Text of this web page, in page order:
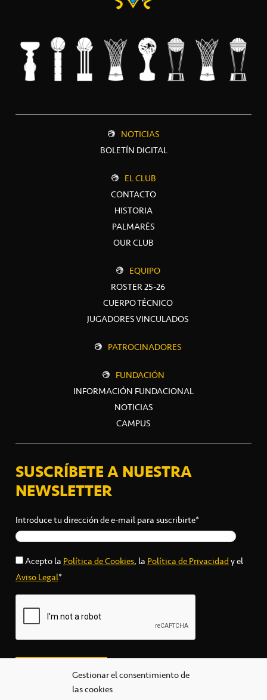
Gestionar el consentimiento de
las cookies
NOTICIAS
BOLETÍN DIGITAL
EL CLUB
CONTACTO
HISTORIA
PALMARÉS
OUR CLUB
EQUIPO
ROSTER 25-26
CUERPO TÉCNICO
JUGADORES VINCULADOS
PATROCINADORES
FUNDACIÓN
INFORMACIÓN FUNDACIONAL
NOTICIAS
CAMPUS
SUSCRÍBETE A NUESTRA
NEWSLETTER
Introduce tu dirección de e-mail para suscribirte*
Acepto laPolítica de Cookies, laPolítica de Privacidady el
Aviso Legal*